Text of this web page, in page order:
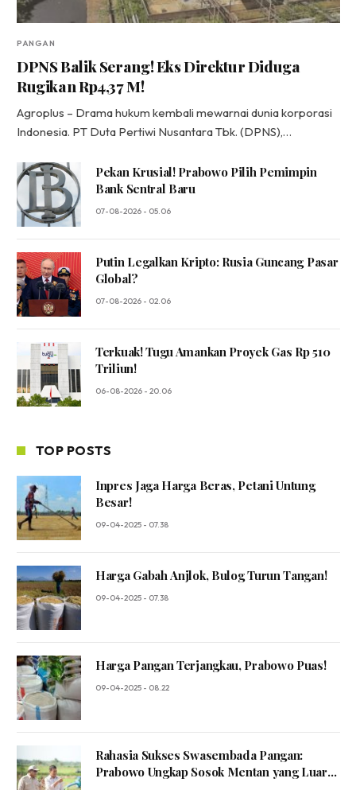
PANGAN
DPNS Balik Serang! Eks Direktur Diduga
Rugikan Rp4,37 M!
Agroplus – Drama hukum kembali mewarnai dunia korporasi
Indonesia. PT Duta Pertiwi Nusantara Tbk. (DPNS),…
Pekan Krusial! Prabowo Pilih Pemimpin
Bank Sentral Baru
07-08-2026 - 05.06
Putin Legalkan Kripto: Rusia Guncang Pasar
Global?
07-08-2026 - 02.06
Terkuak! Tugu Amankan Proyek Gas Rp 510
Triliun!
06-08-2026 - 20.06
TOP POSTS
Inpres Jaga Harga Beras, Petani Untung
Besar!
09-04-2025 - 07.38
Harga Gabah Anjlok, Bulog Turun Tangan!
09-04-2025 - 07.38
Harga Pangan Terjangkau, Prabowo Puas!
09-04-2025 - 08.22
Rahasia Sukses Swasembada Pangan:
Prabowo Ungkap Sosok Mentan yang Luar